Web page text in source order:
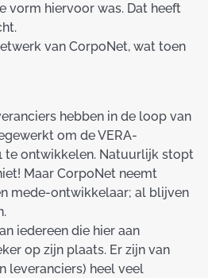
vorm hiervoor was. Dat heeft
van CorpoNet, wat toen
hebben in de loop van
om de VERA-
te ontwikkelen. Natuurlijk stopt
Maar CorpoNet neemt
mede-ontwikkelaar; al blijven
iedereen die hier aan
op zijn plaats. Er zijn van
leveranciers) heel veel